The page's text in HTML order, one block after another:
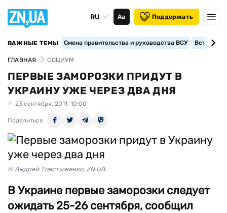
RU Аа Поддержать
ВАЖНЫЕ ТЕМЫ Смена правительства и руководства ВСУ
ГЛАВНАЯ СОЦИУМ
ПЕРВЫЕ ЗАМОРОЗКИ ПРИДУТ В
УКРАИНУ УЖЕ ЧЕРЕЗ ДВА ДНЯ
23 сентября, 2011, 10:00
Поделиться
© Андрей Товстыженко, ZN.UA
В Украине первые заморозки следует
ожидать 25-26 сентября, сообщил